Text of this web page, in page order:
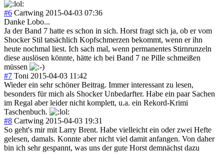
#6 Cartwing 2015-04-03 07:36
Danke Lobo...
Ja der Band 7 hatte es schon in sich. Horst fragt sich ja, ob er vom
Shocker Stil tatsächlich Kopfschmerzen bekommt, wenn er ihn
heute nochmal liest. Ich sach mal, wenn permanentes Stirnrunzeln
diese auslösen könnte, hätte ich bei Band 7 ne Pille schmeißen
müssen
#7 Toni 2015-04-03 11:42
Wieder ein sehr schöner Beitrag. Immer interessant zu lesen,
besonders für mich als Shocker Unbedarfter. Habe ein paar Sachen
im Regal aber leider nicht komplett, u.a. ein Rekord-Krimi
Taschenbuch.
#8 Cartwing 2015-04-03 19:31
So geht's mir mit Larry Brent. Habe vielleicht ein oder zwei Hefte
gelesen, damals. Konnte aber nicht viel damit anfangen. Von daher
bin ich sehr gespannt, was uns der gute Horst demnächst dazu